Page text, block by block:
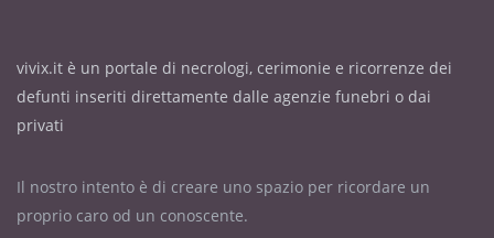
vivix.it è un portale di necrologi, cerimonie e ricorrenze dei
defunti inseriti direttamente dalle agenzie funebri o dai
privati
Il nostro intento è di creare uno spazio per ricordare un
proprio caro od un conoscente.